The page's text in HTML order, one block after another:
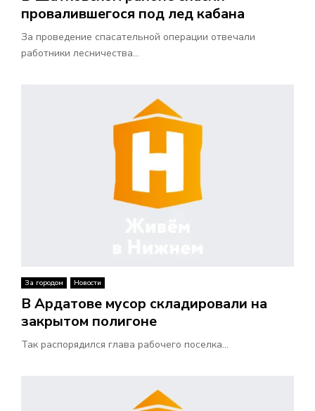
провалившегося под лед кабана
За проведение спасательной операции отвечали
работники лесничества...
За городом Новости
В Ардатове мусор складировали на
закрытом полигоне
Так распорядился глава рабочего поселка...